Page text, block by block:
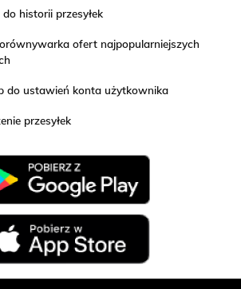
historii przesyłek
ofert najpopularniejszych
do ustawień konta użytkownika
przesyłek